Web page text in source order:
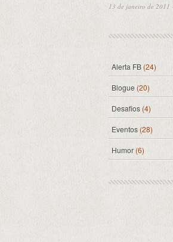
13 de janeiro de 2011 ·
Alerta FB(24)
Blogue (20)
Desafios(4)
Eventos (28)
Humor (6)